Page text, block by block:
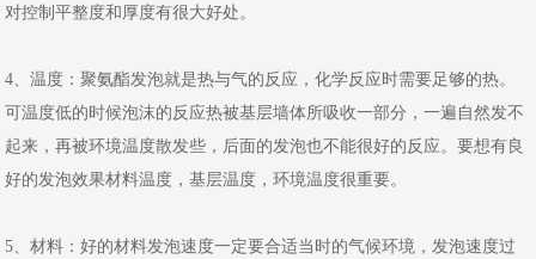
对控制平整度和厚度有很大好处。
4、温度：聚氨酯发泡就是热与气的反应，化学反应时需要足够的热。
可温度低的时候泡沫的反应热被基层墙体所吸收一部分，一遍自然发不
起来，再被环境温度散发些，后面的发泡也不能很好的反应。要想有良
好的发泡效果材料温度，基层温度，环境温度很重要。
5、材料：好的材料发泡速度一定要合适当时的气候环境，发泡速度过